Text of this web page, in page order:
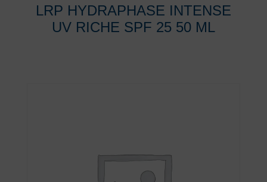
LRP HYDRAPHASE INTENSE
UV RICHE SPF 25 50 ML